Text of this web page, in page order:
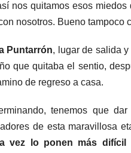
nos quitamos esos
nosotros. Bueno tampoco
Puntarrón, lugar de salida
que quitaba el sentio,
de regreso a casa.
tenemos que dar
de esta maravillosa
vez lo ponen más difícil